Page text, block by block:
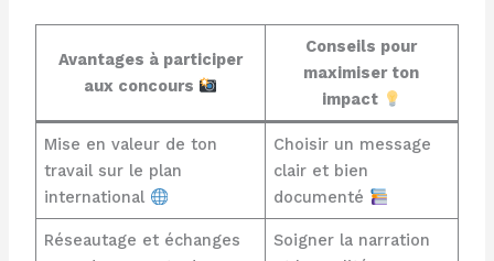
Avantages à participer
aux concours
Conseils pour
maximiser ton
impact
Mise en valeur de ton
travail sur le plan
international
Choisir un message
clair et bien
documenté
Réseautage et échanges
Soigner la narration